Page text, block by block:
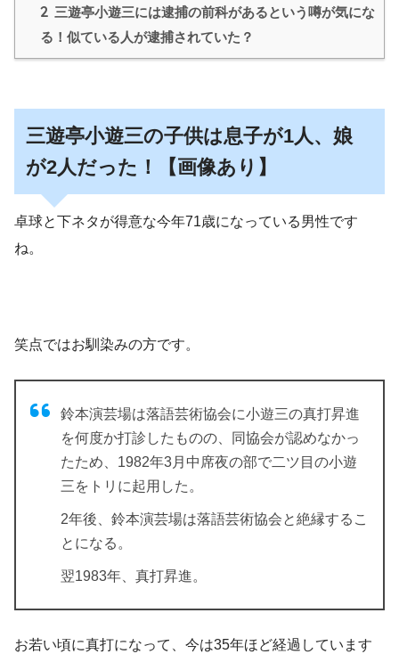
2 三遊亭小遊三には逮捕の前科があるという噂が気にな
る！似ている人が逮捕されていた？
三遊亭小遊三の子供は息子が1人、娘
が2人だった！【画像あり】
卓球と下ネタが得意な今年71歳になっている男性です
ね。
笑点ではお馴染みの方です。
鈴本演芸場は落語芸術協会に小遊三の真打昇進
を何度か打診したものの、同協会が認めなかっ
たため、1982年3月中席夜の部で二ツ目の小遊
三をトリに起用した。
2年後、鈴本演芸場は落語芸術協会と絶縁するこ
とになる。
翌1983年、真打昇進。
お若い頃に真打になって、今は35年ほど経過しています